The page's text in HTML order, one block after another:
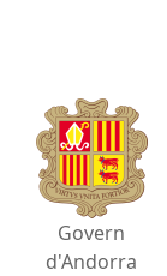
Govern
d'Andorra